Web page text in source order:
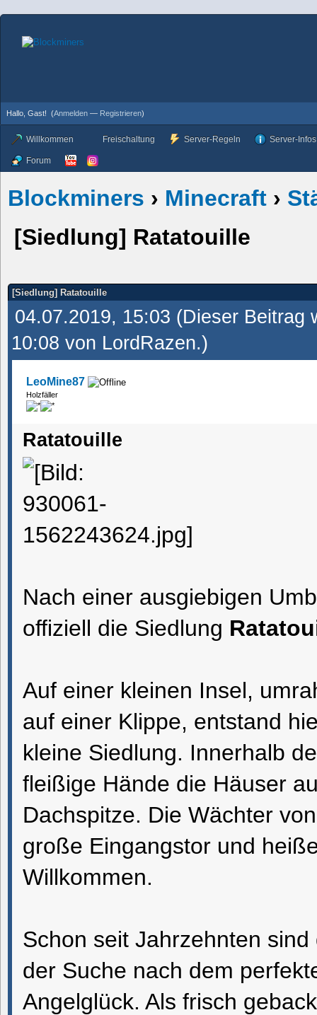
Hallo, Gast! (Anmelden — Registrieren)
Willkommen Freischaltung Server-Regeln Server-Infos
Forum
Blockminers › Minecraft ›
[Siedlung] Ratatouille
[Siedlung] Ratatouille
04.07.2019, 15:03 (Dieser Beitrag
10:08 von LordRazen.)
LeoMine87
Holzfäller
Ratatouille
Nach einer ausgiebigen
offiziell die Siedlung
Auf einer kleinen Insel,
auf einer Klippe, entstand
kleine Siedlung. Innerhalb
fleißige Hände die Häuser
Dachspitze. Die Wächter
große Eingangstor und
Willkommen.
Schon seit Jahrzehnten
der Suche nach dem
Angelglück. Als frisch